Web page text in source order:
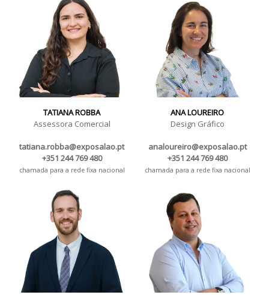
TATIANA ROBBA
Assessora Comercial
tatiana.robba@exposalao.pt
+351 244 769 480
chamada para a rede fixa nacional
ANA LOUREIRO
Design Gráfico
analoureiro@exposalao.pt
+351 244 769 480
chamada para a rede fixa nacional